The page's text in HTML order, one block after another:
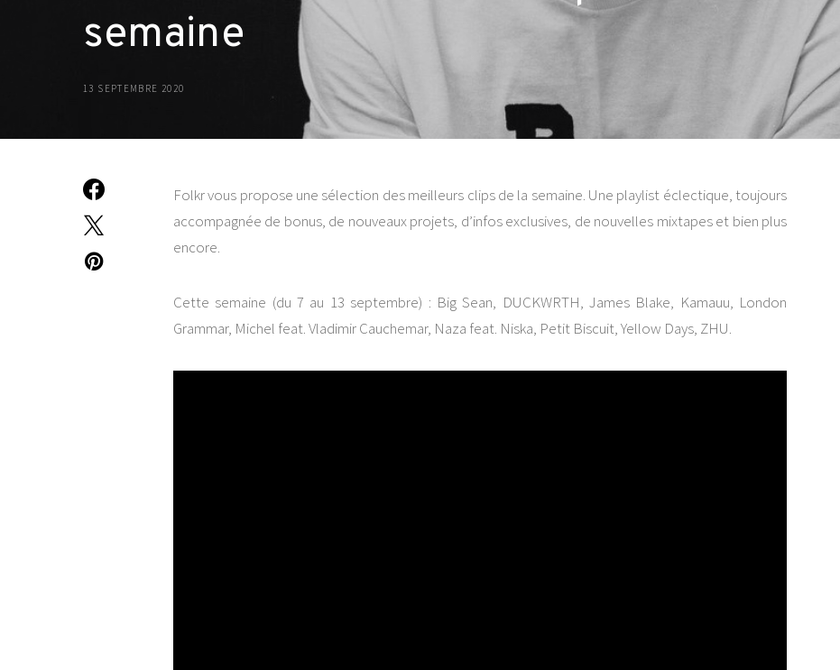
semaine
13 SEPTEMBRE 2020
Folkr vous propose une sélection des meilleurs clips de la semaine. Une playlist éclectique, toujours
accompagnée de bonus, de nouveaux projets, d’infos exclusives, de nouvelles mixtapes et bien plus
encore.
Cette semaine (du 7 au 13 septembre) : Big Sean, DUCKWRTH, James Blake, Kamauu, London
Grammar, Michel feat. Vladimir Cauchemar, Naza feat. Niska, Petit Biscuit, Yellow Days, ZHU.